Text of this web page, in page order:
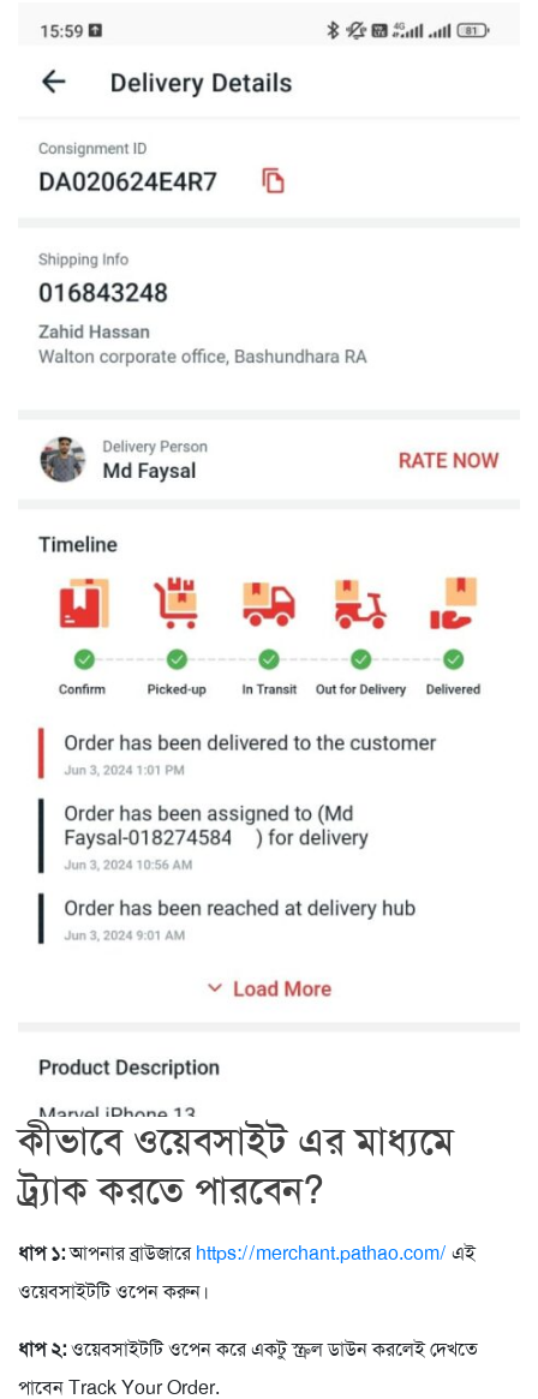
কীভাবে ওয়েবসাইট এর মাধ্যমে
ট্র্যাক করতে পারবেন?
ধাপ ১:আপনার ব্রাউজারেhttps://merchant.pathao.com/ এই
ওয়েবসাইটটি ওপেন করুন।
ধাপ ২:ওয়েবসাইটটি ওপেন করে একটু স্ক্রল ডাউন করলেই দেখতে
পাবেন Track Your Order.